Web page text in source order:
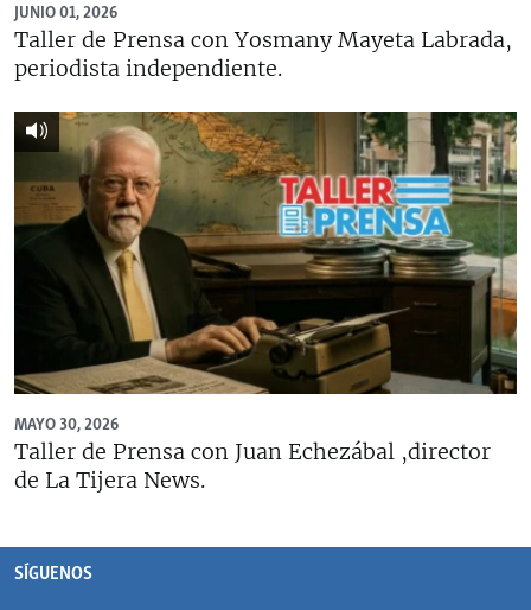
JUNIO 01, 2026
Taller de Prensa con Yosmany Mayeta Labrada,
periodista independiente.
MAYO 30, 2026
Taller de Prensa con Juan Echezábal ,director
de La Tijera News.
SÍGUENOS